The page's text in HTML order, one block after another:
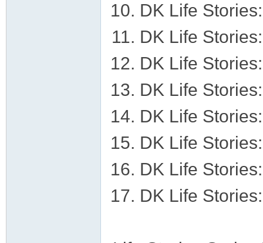
DK Life
DK Life
DK Life
DK Life
DK Life
DK Life
DK Life
DK Life